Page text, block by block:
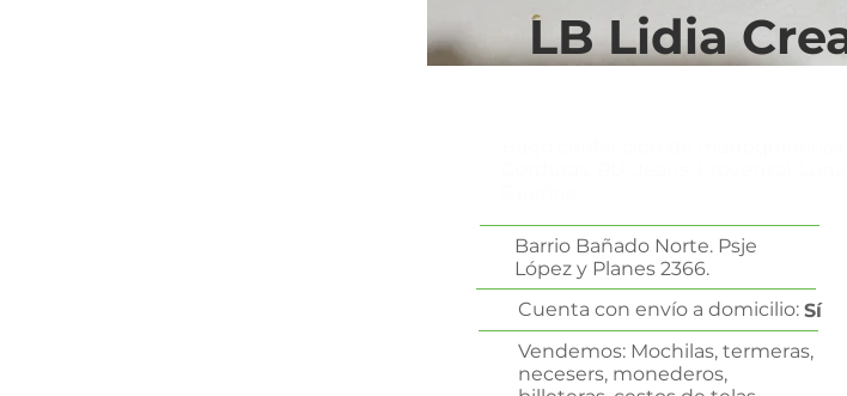
LB Lidia
Barrio Bañado Norte. Psje
López y Planes 2366.
Cuenta con envío a domicilio: Sí
Vendemos: Mochilas, termeras,
necesers, monederos,